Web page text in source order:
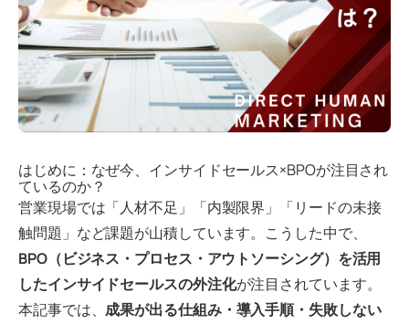
はじめに：なぜ今、インサイドセールス×BPOが注目され
ているのか？
営業現場では「人材不足」「内製限界」「リードの未接
触問題」など課題が山積しています。こうした中で、
BPO（ビジネス・プロセス・アウトソーシング）を活用
したインサイドセールスの外注化が注目されています。
本記事では、 成果が出る仕組み・導入手順・失敗しない